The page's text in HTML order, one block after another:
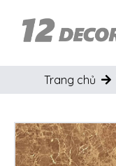
Trang chủ